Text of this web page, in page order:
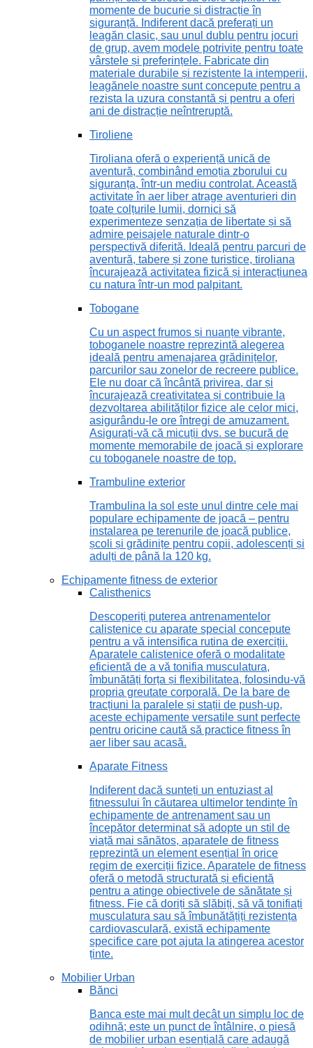
momente de bucurie și distracție în
siguranță. Indiferent dacă preferați un
leagăn clasic, sau unul dublu pentru jocuri
de grup, avem modele potrivite pentru toate
vârstele și preferințele. Fabricate din
materiale durabile și rezistente la intemperii,
leagănele noastre sunt concepute pentru a
rezista la uzura constantă și pentru a oferi
ani de distracție neîntreruptă.
Tiroliene
Tiroliana oferă o experiență unică de
aventură, combinând emoția zborului cu
siguranța, într-un mediu controlat. Această
activitate în aer liber atrage aventurieri din
toate colțurile lumii, dornici să
experimenteze senzația de libertate și să
admire peisajele naturale dintr-o
perspectivă diferită. Ideală pentru parcuri de
aventură, tabere și zone turistice, tiroliana
încurajează activitatea fizică și interacțiunea
cu natura într-un mod palpitant.
Tobogane
Cu un aspect frumos și nuanțe vibrante,
toboganele noastre reprezintă alegerea
ideală pentru amenajarea grădinițelor,
parcurilor sau zonelor de recreere publice.
Ele nu doar că încântă privirea, dar și
încurajează creativitatea și contribuie la
dezvoltarea abilităților fizice ale celor mici,
asigurându-le ore întregi de amuzament.
Asigurați-vă că micuții dvs. se bucură de
momente memorabile de joacă și explorare
cu toboganele noastre de top.
Trambuline exterior
Trambulina la sol este unul dintre cele mai
populare echipamente de joacă – pentru
instalarea pe terenurile de joacă publice,
școli și grădinițe pentru copii, adolescenți și
adulți de până la 120 kg.
Echipamente fitness de exterior
Calisthenics
Descoperiți puterea antrenamentelor
calistenice cu aparate special concepute
pentru a vă intensifica rutina de exerciții.
Aparatele calistenice oferă o modalitate
eficientă de a vă tonifia musculatura,
îmbunătăți forța și flexibilitatea, folosindu-vă
propria greutate corporală. De la bare de
tracțiuni la paralele și stații de push-up,
aceste echipamente versatile sunt perfecte
pentru oricine caută să practice fitness în
aer liber sau acasă.
Aparate Fitness
Indiferent dacă sunteți un entuziast al
fitnessului în căutarea ultimelor tendințe în
echipamente de antrenament sau un
începător determinat să adopte un stil de
viață mai sănătos, aparatele de fitness
reprezintă un element esențial în orice
regim de exerciții fizice. Aparatele de fitness
oferă o metodă structurată și eficientă
pentru a atinge obiectivele de sănătate și
fitness. Fie că doriți să slăbiți, să vă tonifiați
musculatura sau să îmbunătățiți rezistența
cardiovasculară, există echipamente
specifice care pot ajuta la atingerea acestor
ținte.
Mobilier Urban
Bănci
Banca este mai mult decât un simplu loc de
odihnă; este un punct de întâlnire, o piesă
de mobilier urban esențială care adaugă